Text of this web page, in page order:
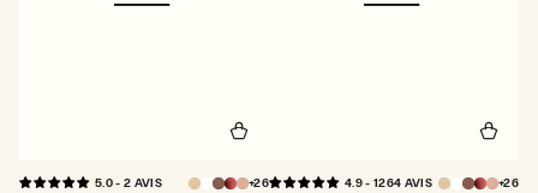
5.0 - 2 AVIS +26 4.9 - 1264 AVIS +26